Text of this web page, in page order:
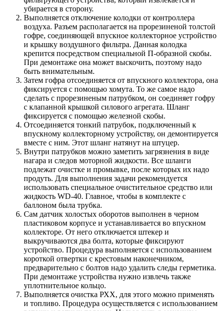
убирается в сторону.
Выполняется отключение колодки от контроллера
воздуха. Разъем располагается на прорезиненой толстой
гофре, соединяющей впускное коллекторное устройство
и крышку воздушного фильтра. Данная колодка
крепится посредством специальной П-образной скобы.
При демонтаже она может выскочить, поэтому надо
быть внимательным.
Затем гофра отсоединяется от впускного коллектора, она
фиксируется с помощью хомута. То же самое надо
сделать с прорезиненым патрубком, он соединяет гофру
с клапанной крышкой силового агрегата. Шланг
фиксируется с помощью железной скобы.
Отсоединяется тонкий патрубок, подключенный к
впускному коллекторному устройству, он демонтируется
вместе с ним. Этот шланг натянут на штуцер.
Внутри патрубков можно заметить загрязнения в виде
нагара и следов моторной жидкости. Все шланги
подлежат очистке и промывке, после которых их надо
продуть. Для выполнения задачи рекомендуется
использовать специальное очистительное средство или
жидкость WD-40. Главное, чтобы в комплекте с
баллоном была трубка.
Сам датчик холостых оборотов выполнен в черном
пластиковом корпусе и устанавливается во впускном
коллекторе. От него отключается штекер и
выкручиваются два болта, которые фиксируют
устройство. Процедура выполняется с использованием
короткой отвертки с крестовым наконечником,
предварительно с болтов надо удалить следы герметика.
При демонтаже устройства нужно извлечь также
уплотнительное кольцо.
Выполняется очистка РХХ, для этого можно применять
и топливо. Процедура осуществляется с использованием